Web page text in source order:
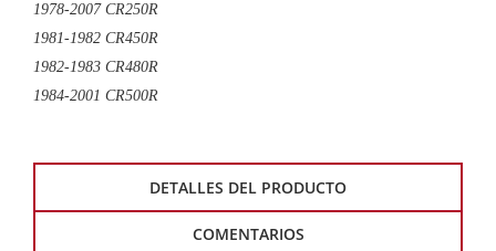
1978-2007 CR250R
1981-1982 CR450R
1982-1983 CR480R
1984-2001 CR500R
DETALLES DEL PRODUCTO
COMENTARIOS